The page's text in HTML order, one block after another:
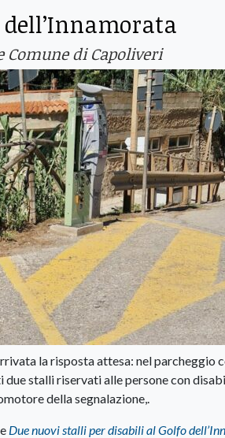
di Capoliveri
la risposta attesa: nel parcheggio
stalli riservati alle persone con
della segnalazione,.
Due nuovi stalli per disabili al Golfo